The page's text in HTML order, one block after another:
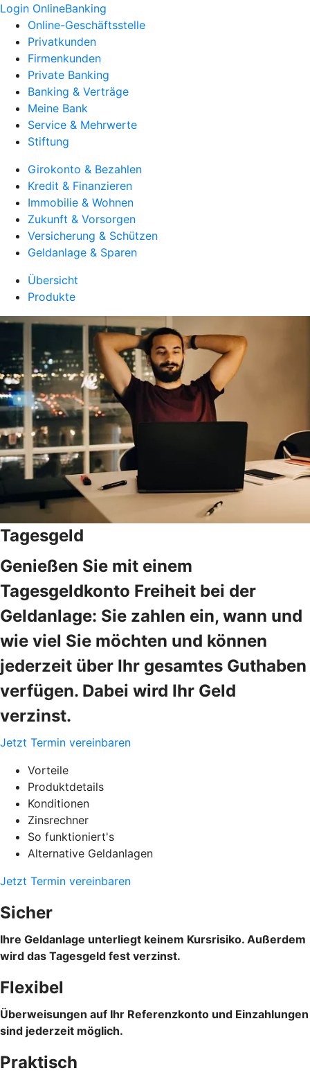
Login OnlineBanking
Online-Geschäftsstelle
Privatkunden
Firmenkunden
Private Banking
Banking & Verträge
Meine Bank
Service & Mehrwerte
Stiftung
Girokonto & Bezahlen
Kredit & Finanzieren
Immobilie & Wohnen
Zukunft & Vorsorgen
Versicherung & Schützen
Geldanlage & Sparen
Übersicht
Produkte
Tagesgeld
Genießen Sie mit einem
Tagesgeldkonto Freiheit bei der
Geldanlage: Sie zahlen ein, wann und
wie viel Sie möchten und können
jederzeit über Ihr gesamtes Guthaben
verfügen. Dabei wird Ihr Geld
verzinst.
Jetzt Termin vereinbaren
Vorteile
Produktdetails
Konditionen
Zinsrechner
So funktioniert's
Alternative Geldanlagen
Jetzt Termin vereinbaren
Sicher
Ihre Geldanlage unterliegt keinem Kursrisiko. Außerdem
wird das Tagesgeld fest verzinst.
Flexibel
Überweisungen auf Ihr Referenzkonto und Einzahlungen
sind jederzeit möglich.
Praktisch